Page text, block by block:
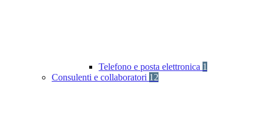
Telefono e posta elettronica 1
Consulenti e collaboratori 12